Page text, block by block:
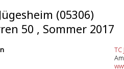
(05306)
50 , Sommer 2017